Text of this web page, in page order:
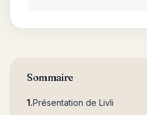
Sommaire
Présentation de Livli